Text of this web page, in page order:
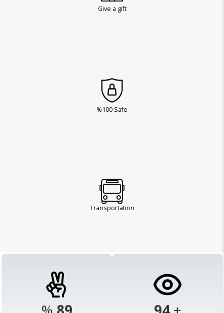
Give a gift
%100 Safe
Transportation